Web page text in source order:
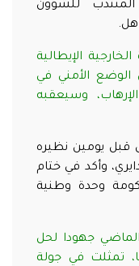
للشؤون
الإيطالية
الوضع الأمني في
وسيعقبه
قبل يومين نظيره
وأكد في ختام
وحدة وطنية
جهودا لحل
تمثلت في جولة